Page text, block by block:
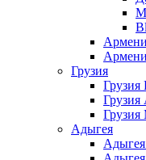
Грузия
Грузия
Грузия
Грузия
Адыгея